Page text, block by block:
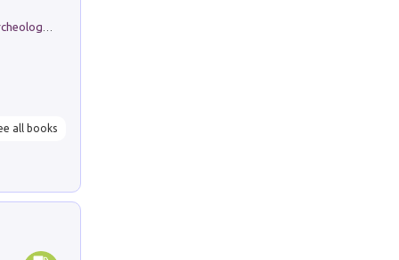
all books